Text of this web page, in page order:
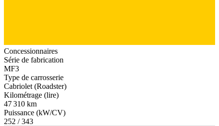
Concessionnaires
Série de fabrication
MF3
Type de carrosserie
Cabriolet (Roadster)
Kilométrage (lire)
47 310 km
Puissance (kW/CV)
252 / 343